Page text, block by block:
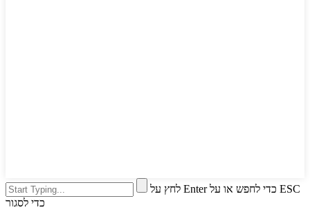
לחץ על Enter כדי לחפש או על ESC
כדי לסגור